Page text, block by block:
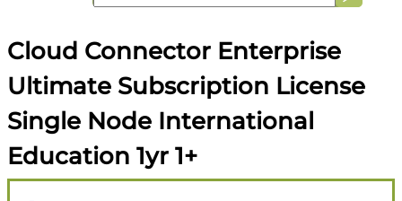
Cloud Connector Enterprise
Ultimate Subscription License
Single Node International
Education 1yr 1+